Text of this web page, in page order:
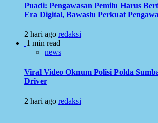
Puadi: Pengawasan Pemilu Harus
Era Digital, Bawaslu Perkuat
2 hari ago redaksi
1 min read
news
Viral Video Oknum Polisi Polda
Driver
2 hari ago redaksi